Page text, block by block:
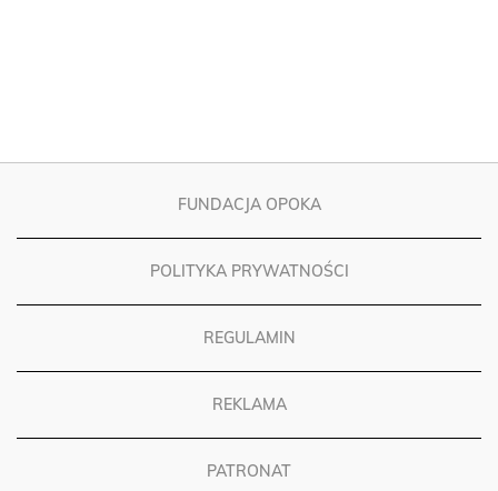
FUNDACJA OPOKA
POLITYKA PRYWATNOŚCI
REGULAMIN
REKLAMA
PATRONAT